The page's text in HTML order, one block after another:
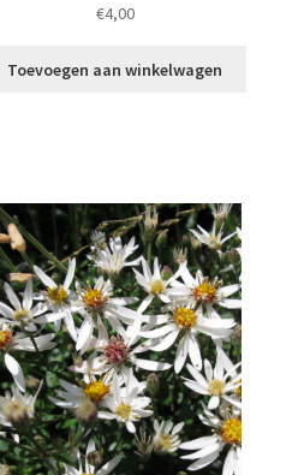
€4,00
Toevoegen aan winkelwagen